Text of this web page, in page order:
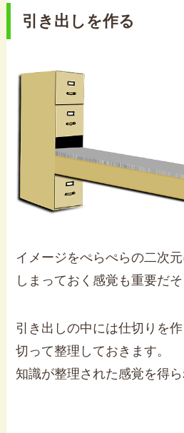
引き出しを作る
イメージをぺらぺらの二次
しまっておく感覚も重要だそ
引き出しの中には仕切りを
切って整理しておきます。
知識が整理された感覚を得ら